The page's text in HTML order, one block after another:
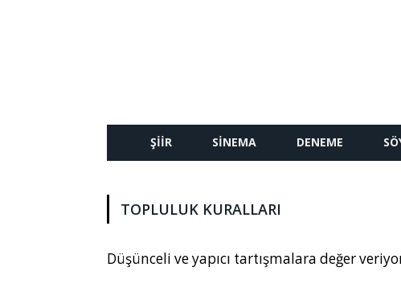
ŞIIR SINEMA DENEME
TOPLULUK KURALLARI
Düşünceli ve yapıcı tartışmalara değer